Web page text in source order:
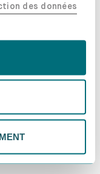
dehors de l'UE,
choix à tout
notre
des données
il valable ?Le bon
?
vous ne
sur la base